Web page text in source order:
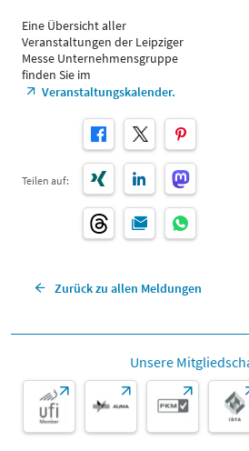
Eine Übersicht aller
Veranstaltungen der Leipziger
Messe Unternehmensgruppe
finden Sie im
Veranstaltungskalender.
Teilen auf:
Zurück zu allen Meldungen
Unsere